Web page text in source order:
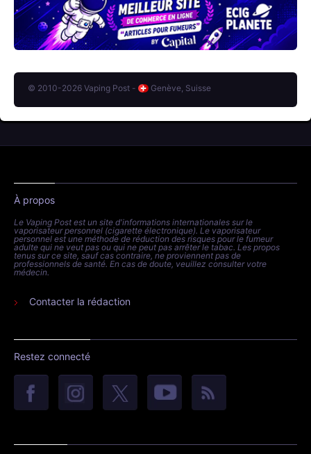
© 2010-2026 Vaping Post - Genève, Suisse
À propos
Le Vaping Post est un site d'informations internationales sur le
vaporisateur personnel (cigarette électronique). Le vaporisateur
personnel est une méthode de réduction des risques pour le fumeur
adulte qui ne veut pas ou qui ne peut pas arrêter le tabac. Les propos
tenus sur ce site, sauf cas contraire, ne proviennent pas de
professionnels de santé. En cas de doute, veuillez consulter votre
médecin.
Contacter la rédaction
Restez connecté